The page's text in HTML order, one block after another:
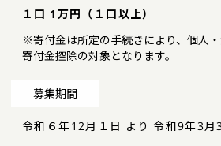
１口 1万円（１口以上）
※寄付金は所定の手続きにより、個人・
寄付金控除の対象となります。
募集期間
令和６年12月１日 より 令和9年3月